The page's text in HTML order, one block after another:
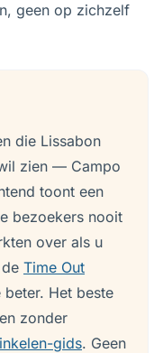
geen op zichzelf
die Lissabon
zien — Campo
toont een
bezoekers nooit
over als u
Time Out
Het beste
zonder
gids. Geen